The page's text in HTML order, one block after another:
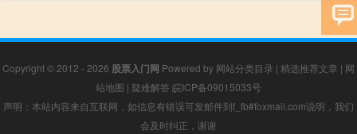
Copyright © 2012 - 2026 股票入门网 Powered by 网站分类目录 | 精选推荐文章 | 网
站地图 | 疑难解答 皖ICP备09015033号
声明：本站内容来自互联网，如信息有错误可发邮件到f_fb#foxmail.com说明，我们
会及时纠正，谢谢